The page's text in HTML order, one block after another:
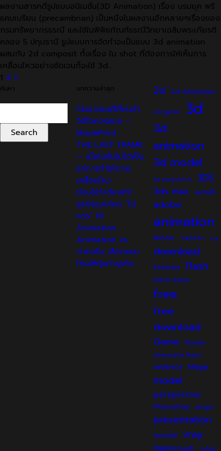
ผลงานสารคดีรูปแบบอนิเมชั่น(3D Animation) เรื่อง บรมยุค พรี
แคมเบรียน (precambrian) เป็นหนึงในผลงานอีกหลายๆเรื่องของ
กรมทรัพยากรธรณี และใช้ในพิพิธภัณฑ์ธรณีวิทยาเฉลิมพระเกียรติ
คลอง 5 ปทุมธานี รูปแบบการจัดทำจะเป็นแบบ 3d animation
ผสมกับ 2d composit ทั้งเรื่อง ใน shot ที่ต้องการให้เห็นการ
เคลื่อนไหวอย่างชัดเจนก็จะใช้ 3d…
Posts
1 2 >
ค้นหา
for:
บทความล่าสุด
โปรแกรมฟรีที่คนทำ
วิดีโอควรลอง —
MoviePrint
THE LAST FRAME
— เมื่อโมชั่นไม่ได้เป็น
แค่การทำให้ภาพ
เคลื่อนไหว
มีงบใช่ว่าต้องทำ!
ธุรกิจแบบไหน “ไม่
ควร” ใช้
Animation
Animation vs
ถ่ายจริง เลือกแบบ
ไหนให้คุ้มค่าธุรกิจ
2d 2d Animation
2d game 3d
3d
animation
3d model
3d perspective 3DS
3ds max acre8
adobe
animation
Blender Cartoon Cg
download
Exterior Flash
Flash Game
free
free
download
Game house
interactive flash
interior Maya
model
perspective
Photoshop plugin
presentation
tutorial vray
Walkthrough การ์ตูน